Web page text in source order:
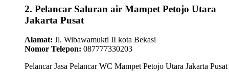
2. Pelancar Saluran air Mampet Petojo Utara
Jakarta Pusat
Alamat: Jl. Wibawamukti II kota Bekasi
Nomor Telepon: 087777330203
Pelancar Jasa Pelancar WC Mampet Petojo Utara Jakarta Pusat